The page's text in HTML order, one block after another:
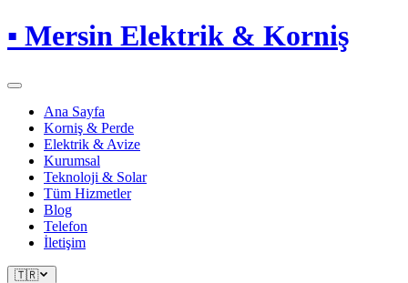
▪ Mersin Elektrik & Korniş
Ana Sayfa
Korniş & Perde
Elektrik & Avize
Kurumsal
Teknoloji & Solar
Tüm Hizmetler
Blog
Telefon
İletişim
🇹🇷